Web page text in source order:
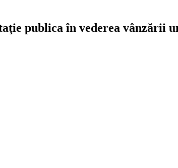
publica în vederea vânzării